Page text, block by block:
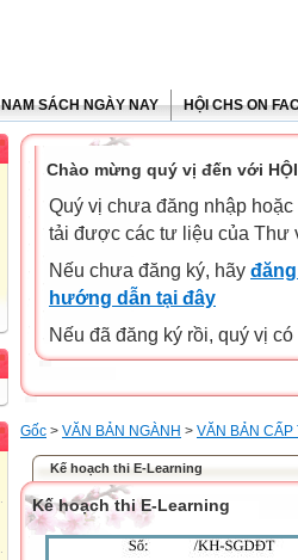
NAM SÁCH NGÀY NAY HỘI CHS ON
Chào mừng quý vị đến với HỘI
Quý vị chưa đăng nhập
tải được các tư liệu của Thư
Nếu chưa đăng ký, hãy
hướng dẫn tại đây
Nếu đã đăng ký rồi, quý vị
Gốc > VĂN BẢN NGÀNH > VĂN BẢN
Kế hoạch thi E-Learning
Kế hoạch thi E-Learning